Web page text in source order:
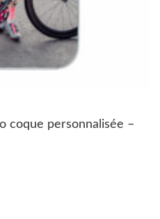
coque personnalisée –